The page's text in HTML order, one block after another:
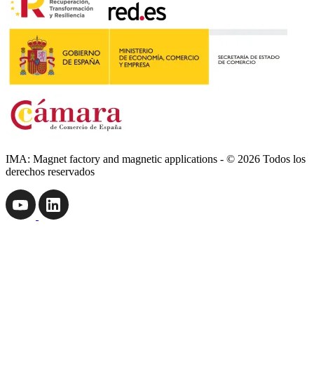
IMA: Magnet factory and magnetic applications - © 2026 Todos los
derechos reservados